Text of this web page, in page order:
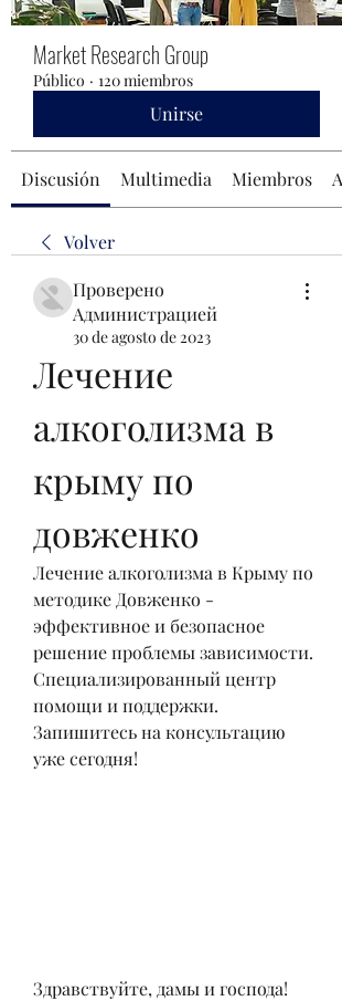
Market Research Group
Público · 120 miembros
Unirse
Discusión Multimedia Miembros
Volver
Проверено
Администрацией
30 de agosto de 2023
Лечение
алкоголизма в
крыму по
довженко
Лечение алкоголизма в Крыму по
методике Довженко -
эффективное и безопасное
решение проблемы зависимости.
Специализированный центр
помощи и поддержки.
Запишитесь на консультацию
уже сегодня!
Здравствуйте, дамы и господа!